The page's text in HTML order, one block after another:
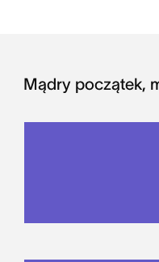
Mądry początek,